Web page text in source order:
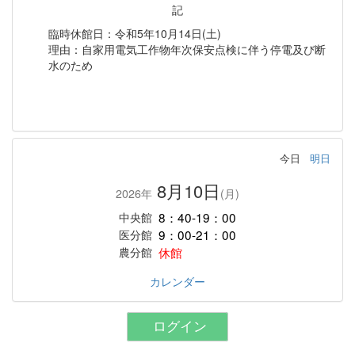
記
臨時休館日：令和5年10月14日(土)
理由：自家用電気工作物年次保安点検に伴う停電及び断
水のため
今日 明日
2026年 8月10日 (月)
中央館 8：40-19：00
医分館 9：00-21：00
農分館 休館
カレンダー
ログイン